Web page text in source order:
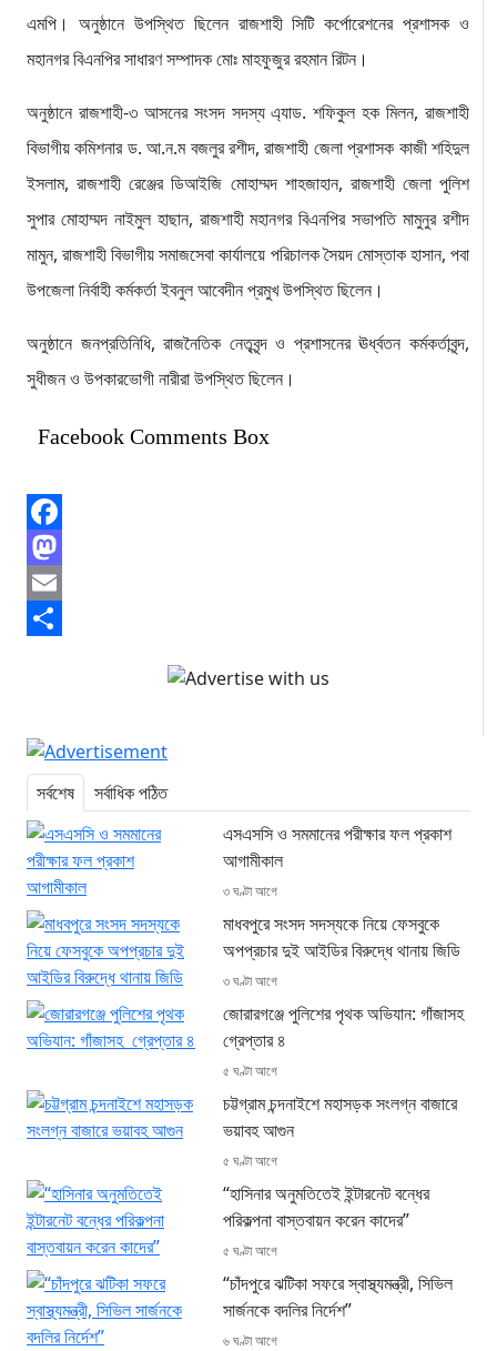
এমপি। অনুষ্ঠানে উপস্থিত ছিলেন রাজশাহী সিটি কর্পোরেশনের প্রশাসক ও
মহানগর বিএনপির সাধারণ সম্পাদক মোঃ মাহফুজুর রহমান রিটন।
অনুষ্ঠানে রাজশাহী-৩ আসনের সংসদ সদস্য এ্যাড. শফিকুল হক মিলন, রাজশাহী
বিভাগীয় কমিশনার ড. আ.ন.ম বজলুর রশীদ, রাজশাহী জেলা প্রশাসক কাজী শহিদুল
ইসলাম, রাজশাহী রেঞ্জের ডিআইজি মোহাম্মদ শাহজাহান, রাজশাহী জেলা পুলিশ
সুপার মোহাম্মদ নাইমুল হাছান, রাজশাহী মহানগর বিএনপির সভাপতি মামুনুর রশীদ
মামুন, রাজশাহী বিভাগীয় সমাজসেবা কার্যালয়ে পরিচালক সৈয়দ মোস্তাক হাসান, পবা
উপজেলা নির্বাহী কর্মকর্তা ইবনুল আবেদীন প্রমুখ উপস্থিত ছিলেন।
অনুষ্ঠানে জনপ্রতিনিধি, রাজনৈতিক নেতৃবৃন্দ ও প্রশাসনের ঊর্ধ্বতন কর্মকর্তাবৃন্দ,
সুধীজন ও উপকারভোগী নারীরা উপস্থিত ছিলেন।
Facebook Comments Box
Facebook
Mastodon
Email
সর্বশেষ
সর্বাধিক পঠিত
এসএসসি ও সমমানের পরীক্ষার ফল প্রকাশ
আগামীকাল
৩ ঘণ্টা আগে
মাধবপুরে সংসদ সদস্যকে নিয়ে ফেসবুকে
অপপ্রচার দুই আইডির বিরুদ্ধে থানায় জিডি
৩ ঘণ্টা আগে
জোরারগঞ্জে পুলিশের পৃথক অভিযান: গাঁজাসহ
গ্রেপ্তার ৪
৫ ঘণ্টা আগে
চট্টগ্রাম চন্দনাইশে মহাসড়ক সংলগ্ন বাজারে
ভয়াবহ আগুন
৫ ঘণ্টা আগে
“হাসিনার অনুমতিতেই ইন্টারনেট বন্ধের
পরিকল্পনা বাস্তবায়ন করেন কাদের”
৫ ঘণ্টা আগে
“চাঁদপুরে ঝটিকা সফরে স্বাস্থ্যমন্ত্রী, সিভিল
সার্জনকে বদলির নির্দেশ”
৬ ঘণ্টা আগে